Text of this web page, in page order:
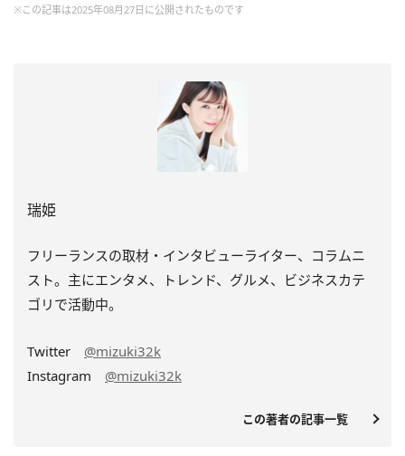
※この記事は2025年08月27日に公開されたものです
瑞姫
フリーランスの取材・インタビューライター、コラムニ
スト。主にエンタメ、トレンド、グルメ、ビジネスカテ
ゴリで活動中。
Twitter @mizuki32k
Instagram @mizuki32k
この著者の記事一覧